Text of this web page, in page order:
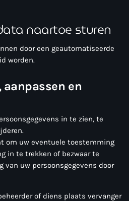
naartoe sturen
door een geautomatiseerde
worden.
aanpassen en
in te zien, te
om uw eventuele toestemming
in te trekken of bezwaar te
van uw persoonsgegevens door
of diens plaats vervanger